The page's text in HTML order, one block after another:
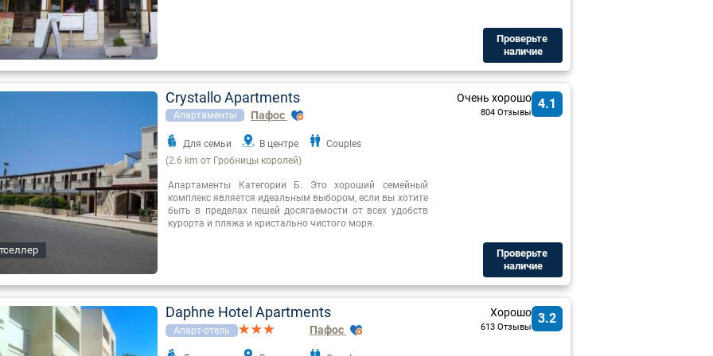
Проверьте ​
наличие
Crystallo Apartments
Апартаменты Пафос
Для семьи В центре
Couples
(2.6 km от Гробницы королей)
Апартаменты Категории Б. Это хороший семейный
комплекс является идеальным выбором, если вы хотите
быть в пределах пешей досягаемости от всех удобств
курорта и пляжа и кристально чистого моря.
Очень хорошо
804 Отзывы
4.1
Проверьте ​
наличие
Daphne Hotel Apartments
Апарт-отель Пафос
Хорошо
613 Отзывы
3.2